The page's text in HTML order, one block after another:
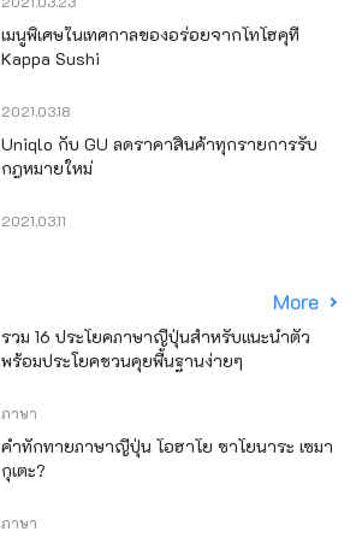
เมนูพิเศษในเทศกาลของอร่อยจากโทโฮคุที่
Kappa Sushi
2021.03.18
Uniqlo กับ GU ลดราคาสินค้าทุกรายการรับ
กฎหมายใหม่
2021.03.11
More
รวม 16 ประโยคภาษาญี่ปุ่นสำหรับแนะนำตัว
พร้อมประโยคชวนคุยพื้นฐานง่ายๆ
ภาษา
คำทักทายภาษาญี่ปุ่น โอฮาโย ซาโยนาระ เซมา
กุเตะ?
ภาษา